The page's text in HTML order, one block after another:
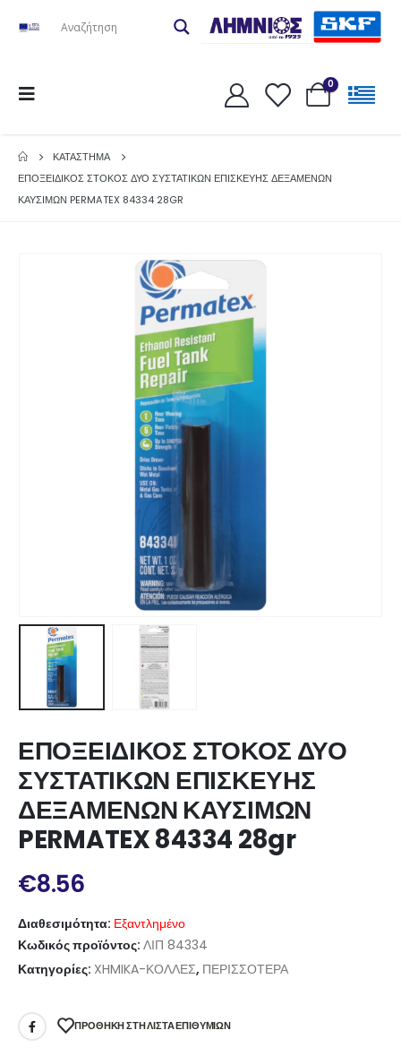
0
ΚΑΤΆΣΤΗΜΑ
ΕΠΟΞΕΙΔΙΚΟΣ ΣΤΟΚΟΣ ΔΥΟ ΣΥΣΤΑΤΙΚΩΝ ΕΠΙΣΚΕΥΗΣ ΔΕΞΑΜΕΝΩΝ
ΚΑΥΣΙΜΩΝ PERMATEX 84334 28GR
ΕΠΟΞΕΙΔΙΚΟΣ ΣΤΟΚΟΣ ΔΥΟ
ΣΥΣΤΑΤΙΚΩΝ ΕΠΙΣΚΕΥΗΣ
ΔΕΞΑΜΕΝΩΝ ΚΑΥΣΙΜΩΝ
PERMATEX 84334 28gr
€8.56
Διαθεσιμότητα: Εξαντλημένο
Κωδικός προϊόντος: ΛΙΠ 84334
Κατηγορίες: XHMIKA-ΚΟΛΛΕΣ, ΠΕΡΙΣΣΟΤΕΡΑ
ΠΡΌΘΉΚΗ ΣΤΗ ΛΊΣΤΑ ΕΠΙΘΥΜΙΏΝ